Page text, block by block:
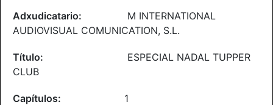
M INTERNATIONAL
AUDIOVISUAL COMUNICATION, S.L.
ESPECIAL NADAL TUPPER
CLUB
1